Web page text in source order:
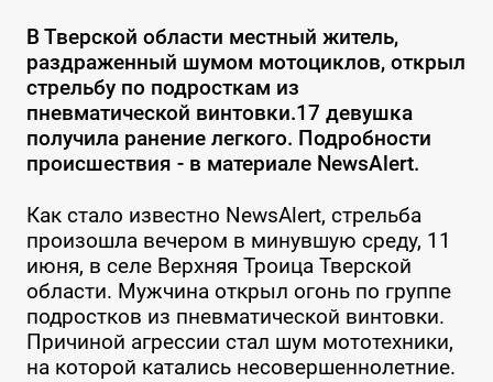
В Тверской области местный житель,
раздраженный шумом мотоциклов, открыл
стрельбу по подросткам из
пневматической винтовки.17 девушка
получила ранение легкого. Подробности
происшествия - в материале NewsAlert.
Как стало известно NewsAlert, стрельба
произошла вечером в минувшую среду, 11
июня, в селе Верхняя Троица Тверской
области. Мужчина открыл огонь по группе
подростков из пневматической винтовки.
Причиной агрессии стал шум мототехники,
на которой катались несовершеннолетние.